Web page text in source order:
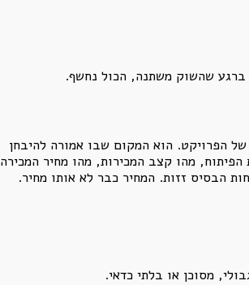
ברגע שהשוק משתנה, הכול נחשף.
של הפרויקט. הוא המקום שבו אמורה להיבחן
הפיתוח, מהו קצב המכירות, מהו מחיר המכירה
הבסיס זזות. המחיר כבר לא אותו מחיר.
מסוכן או בלתי כדאי.